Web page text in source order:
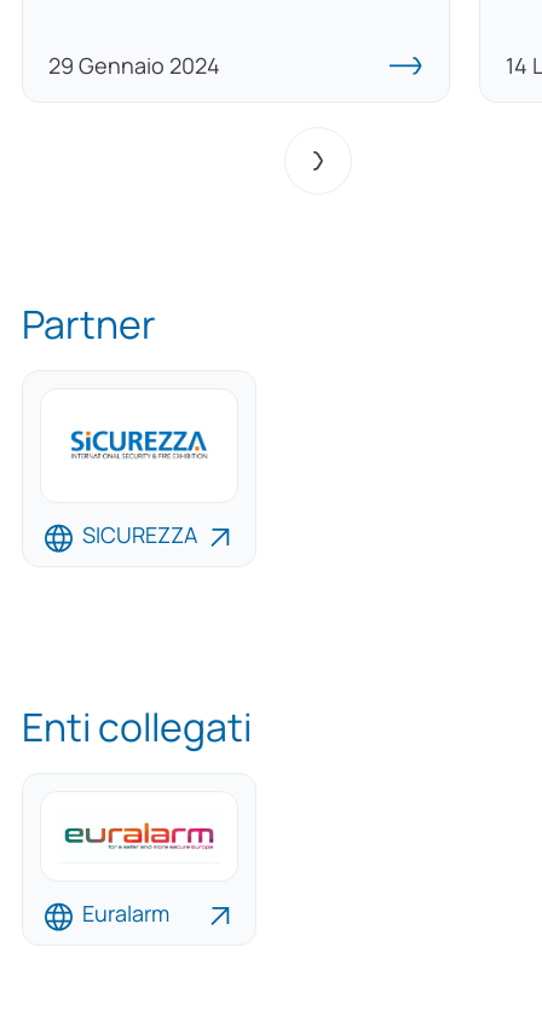
29 Gennaio 2024 14
Partner
SICUREZZA
Enti collegati
Euralarm